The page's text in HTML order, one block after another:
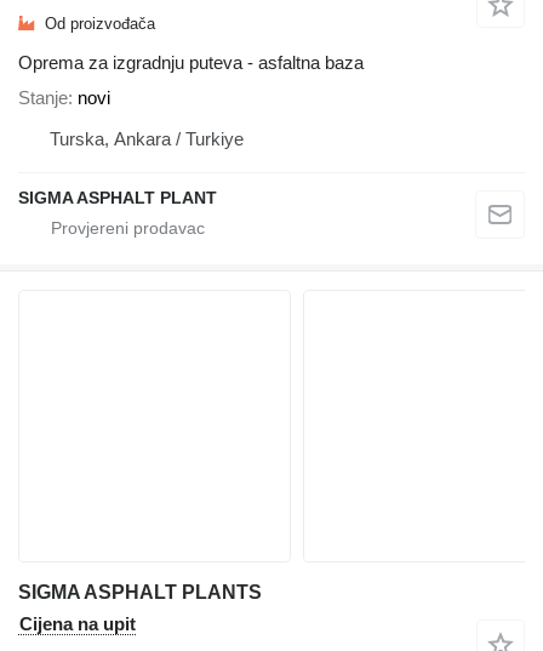
Od proizvođača
Oprema za izgradnju puteva - asfaltna baza
Stanje novi
Turska, Ankara / Turkiye
SIGMA ASPHALT PLANT
SIGMA ASPHALT PLANTS
Cijena na upit